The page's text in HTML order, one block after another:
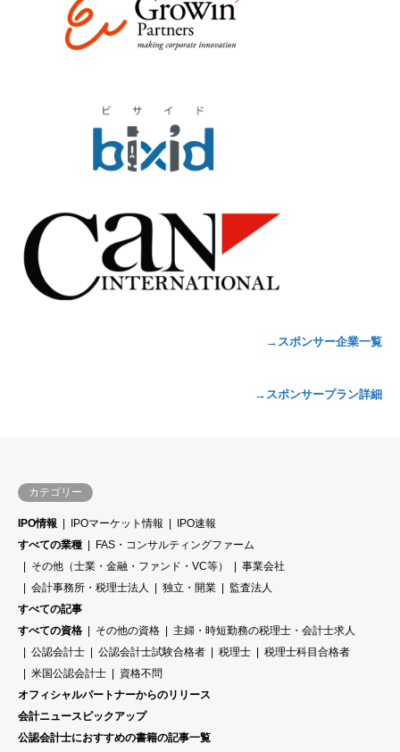
→スポンサー企業一覧
→スポンサープラン詳細
カテゴリー
IPO情報 IPOマーケット情報
IPO速報
すべての業種
FAS・コンサルティングファーム
その他（士業・金融・ファンド・VC等）
事業会社
会計事務所・税理士法人
独立・開業
監査法人
すべての記事
すべての資格
その他の資格
主婦・時短勤務の税理士・会計士求人
公認会計士
公認会計士試験合格者 税理士
税理士科目合格者
米国公認会計士
資格不問
オフィシャルパートナーからのリリース
会計ニュースピックアップ
公認会計士におすすめの書籍の記事一覧